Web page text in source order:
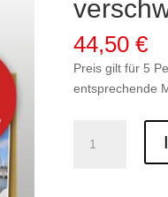
44,50 €
Preis gilt für 5
entsprechende
Rätseltour-